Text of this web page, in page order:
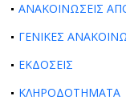
ΑΝΑΚΟΙΝΩΣΕΙΣ
ΓΕΝΙΚΕΣ
ΕΚΔΟΣΕΙΣ
ΚΛΗΡΟΔΟΤΗΜΑΤΑ